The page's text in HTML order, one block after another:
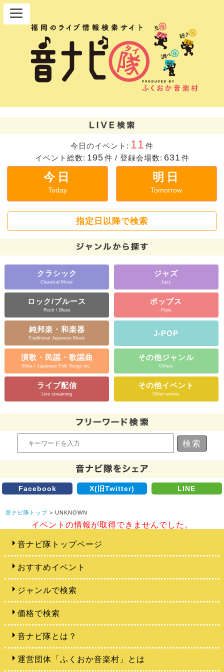
今日のイベント: 11 件
イベント総数: 195件 / 登録会場数: 631 件
今日
Today
明日
Tomorrow
指定日以降で検索
クラシック
Classical Music
ジャズ
Jazz
ロック/ブルース
Rock / Blues
ポップス
Pops
純邦楽・和楽器
Traditional Japanese Music
J-POP
演歌・民謡・歌謡曲
Enka / Japanese Folk Songs etc.
その他ジャンル
Others
ライブ配信
Live streaming
その他イベント
Other events
Facebook X(旧Twitter) LINE
音ナビ隊トップ > UNKNOWN
イベントの情報が取得できませんでした。
音ナビ隊トップページ
おすすめイベント
ジャンルで検索
価格で検索
音ナビ隊とは？
運営団体「ふくおか音楽村」とは